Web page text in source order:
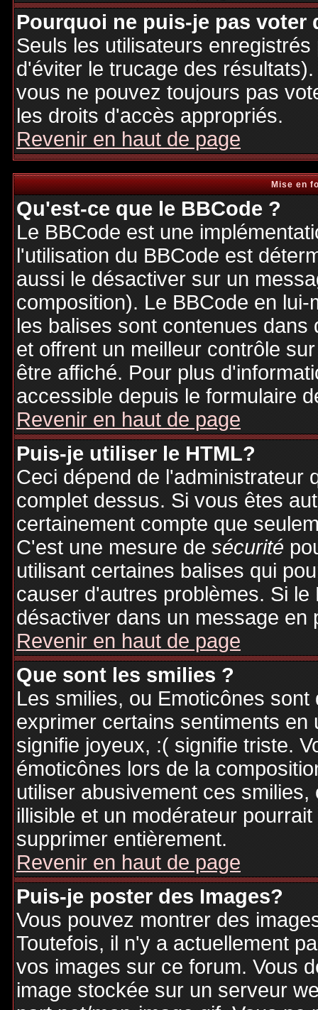
Pourquoi ne puis-je pas voter
Seuls les utilisateurs
d'éviter le trucage des
vous ne pouvez toujours pas
les droits d'accès appropriés.
Revenir en haut de page
Mise en
Qu'est-ce que le BBCode ?
Le BBCode est une
l'utilisation du BBCode est
aussi le désactiver sur un
composition). Le BBCode en
les balises sont contenues
et offrent un meilleur contrôle
être affiché. Pour plus
accessible depuis le formulaire
Revenir en haut de page
Puis-je utiliser le HTML?
Ceci dépend de l'administrateur
complet dessus. Si vous êtes
certainement compte que
C'est une mesure desécurité
utilisant certaines balises qui
causer d'autres problèmes. Si
désactiver dans un message en
Revenir en haut de page
Que sont les smilies ?
Les smilies, ou Emoticônes
exprimer certains sentiments
signifie joyeux, :( signifie triste.
émoticônes lors de la
utiliser abusivement ces
illisible et un modérateur
supprimer entièrement.
Revenir en haut de page
Puis-je poster des Images?
Vous pouvez montrer des
Toutefois, il n'y a actuellement
vos images sur ce forum. Vous
image stockée sur un serveur